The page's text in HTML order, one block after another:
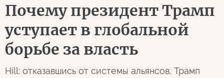
Почему президент Трамп
уступает в глобальной
борьбе за власть
Hill: отказавшись от системы альянсов, Трамп